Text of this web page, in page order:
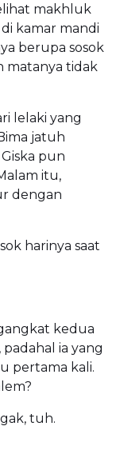
makhluk
kamar mandi
berupa sosok
matanya tidak
lelaki yang
jatuh
pun
itu,
dengan
harinya saat
kedua
ia yang
pertama kali.
tuh.